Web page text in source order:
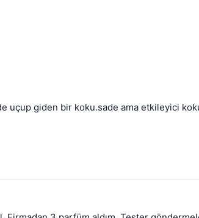
uçup giden bir koku.sade ama etkileyici